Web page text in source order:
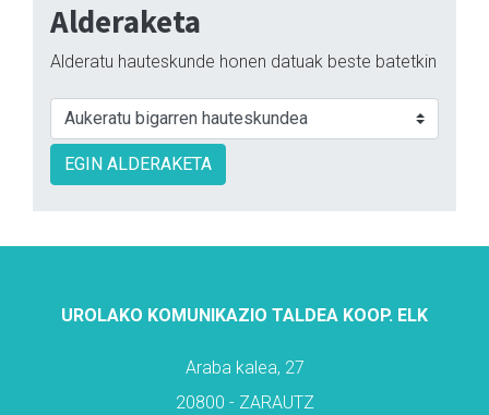
Alderaketa
Alderatu hauteskunde honen datuak beste batetkin
EGIN ALDERAKETA
UROLAKO KOMUNIKAZIO TALDEA KOOP. ELK
Araba kalea, 27
20800 - ZARAUTZ